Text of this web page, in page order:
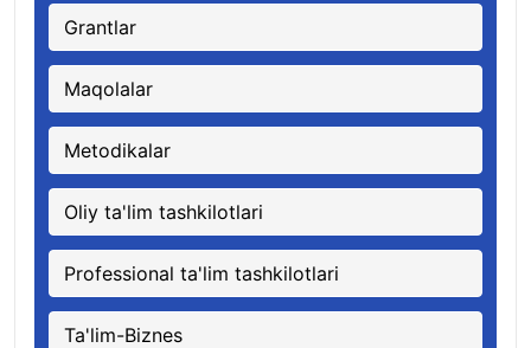
Grantlar
Maqolalar
Metodikalar
Oliy ta'lim tashkilotlari
Professional ta'lim tashkilotlari
Ta'lim-Biznes